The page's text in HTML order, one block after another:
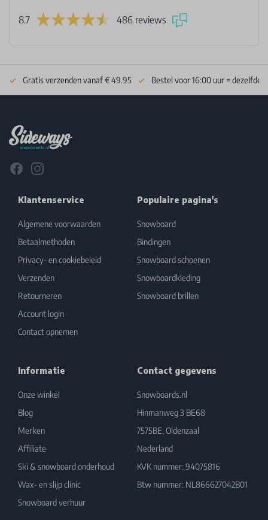
8.7 486 reviews
Gratis verzenden vanaf € 49.95 Bestel voor 16:00 uur = dezelfde
FacebookInstagram
Klantenservice
Algemene voorwaarden
Betaalmethoden
Privacy- en cookiebeleid
Verzenden
Retourneren
Account login
Contact opnemen
Populaire pagina's
Snowboard
Bindingen
Snowboard schoenen
Snowboardkleding
Snowboard brillen
Informatie
Onze winkel
Blog
Merken
Affiliate
Ski & snowboard onderhoud
Wax- en slijp clinic
Snowboard verhuur
Contact gegevens
Snowboards.nl
Hinmanweg 3 BE68
7575BE, Oldenzaal
Nederland
KVK nummer: 94075816
Btw nummer: NL866627042B01